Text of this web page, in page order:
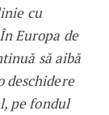
cu
Europa de
să aibă
deschidere
pe fondul